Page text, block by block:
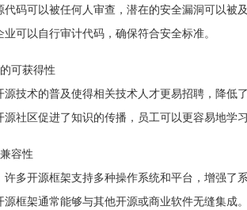
码可以被任何人审查，潜在的安全漏洞可以被
可以自行审计代码，确保符合安全标准。
可获得性
源技术的普及使得相关技术人才更易招聘，降低了
社区促进了知识的传播，员工可以更容易地学
容性
多开源框架支持多种操作系统和平台，增强了系
框架通常能够与其他开源或商业软件无缝集成。